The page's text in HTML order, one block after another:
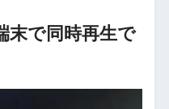
末で同時再生で